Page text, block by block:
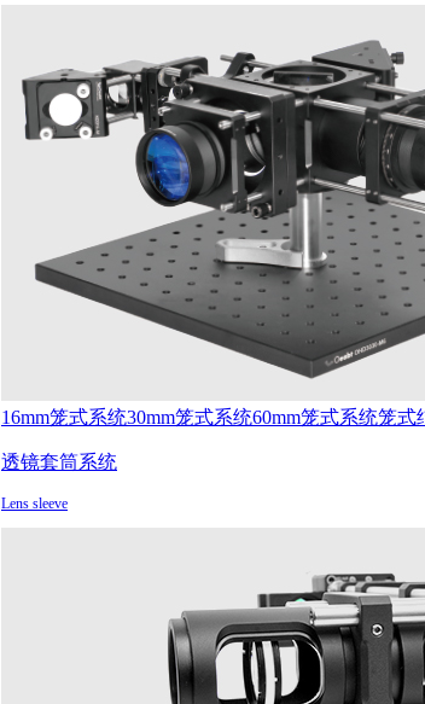
16mm笼式系统30mm笼式系统60mm笼式系统笼式
透镜套筒系统
Lens sleeve